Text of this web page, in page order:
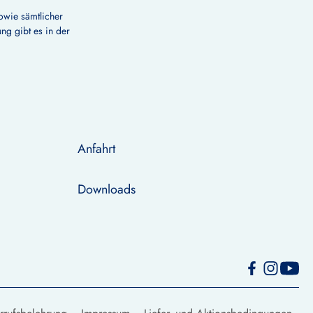
sämtlicher
gibt es in der
Anfahrt
Downloads